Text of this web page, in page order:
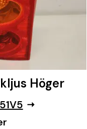
Höger